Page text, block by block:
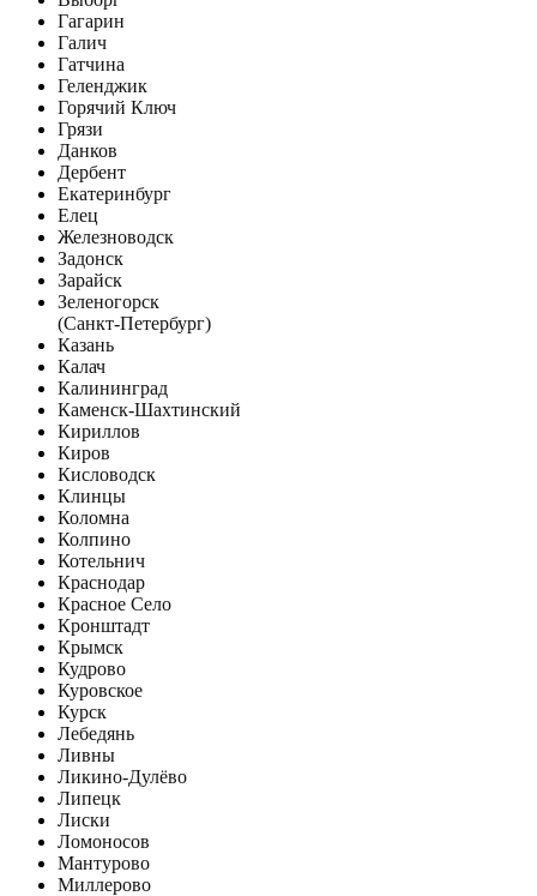
Гагарин
Галич
Гатчина
Геленджик
Горячий Ключ
Грязи
Данков
Дербент
Екатеринбург
Елец
Железноводск
Задонск
Зарайск
Зеленогорск
(Санкт-Петербург)
Казань
Калач
Калининград
Каменск-Шахтинский
Кириллов
Киров
Кисловодск
Клинцы
Коломна
Колпино
Котельнич
Краснодар
Красное Село
Кронштадт
Крымск
Кудрово
Куровское
Курск
Лебедянь
Ливны
Ликино-Дулёво
Липецк
Лиски
Ломоносов
Мантурово
Миллерово